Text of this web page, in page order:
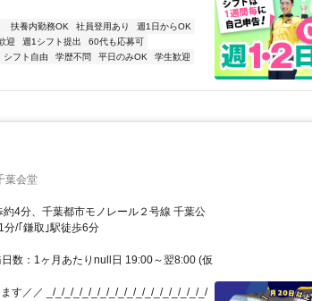
扶養内勤務OK 社員登用あり
週1日からOK
迎 週1シフト提出
60代も応募可
シフト自由 学歴不問 平日のみOK
学生歓迎
葉会堂
4分、千葉都市モノレール２号線 千葉公
分/｢鎌取｣駅徒歩6分
数：1ヶ月あたりnull日 19:00～翌8:00 (仮
す／／ _/_/_/_/_/_/_/_/_/_/_/_/_/_/_/_/_/_/